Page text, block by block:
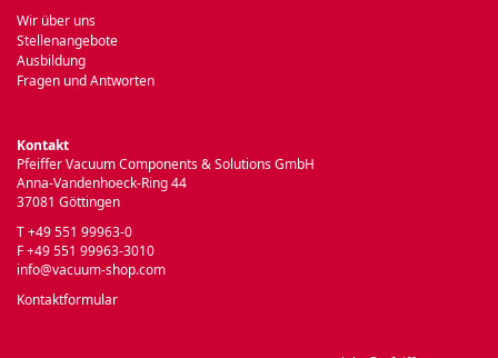
Wir über uns
Stellenangebote
Ausbildung
Fragen und Antworten
Kontakt
Pfeiffer Vacuum Components & Solutions GmbH
Anna-Vandenhoeck-Ring 44
37081 Göttingen
T +49 551 99963-0
F +49 551 99963-3010
info@vacuum-shop.com
Kontaktformular